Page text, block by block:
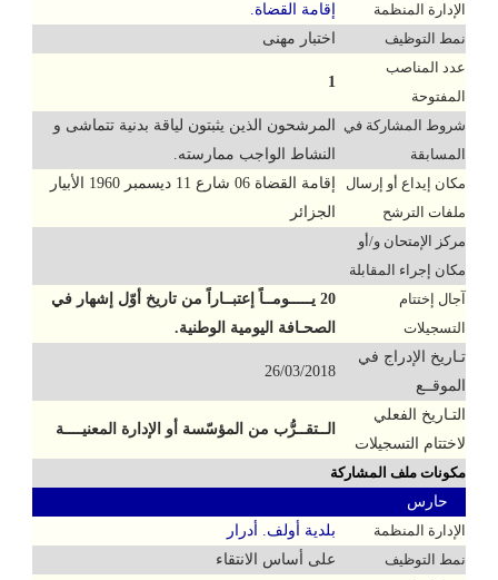
الإدارة المنظمة
إقامة القضاة.
نمط التوظيف
اختبار مهنى
عدد المناصب
المفتوحة
1
شروط المشاركة في
المسابقة
المرشحون الذين يثبتون لياقة بدنية تتماشى و
النشاط الواجب ممارسته.
مكان إيداع أو إرسال
ملفات الترشح
إقامة القضاة 06 شارع 11 ديسمبر 1960 الأبيار
الجزائر
مركز الإمتحان و/أو
مكان إجراء المقابلة
آجال إختتام
التسجيلات
20 يـــــومــاً إعتبــاراً من تاريخ أوّل إشهار في
الصحـافة اليومية الوطنية.
تـاريخ الإدراج في
الموقــع
26/03/2018
التـاريخ الفعلي
لاختتام التسجيلات
الــتقــرُّب من المؤسّسة أو الإدارة المعنيــــة
مكونات ملف المشاركة
حارس
الإدارة المنظمة
بلدية أولف. أدرار
نمط التوظيف
على أساس الانتقاء